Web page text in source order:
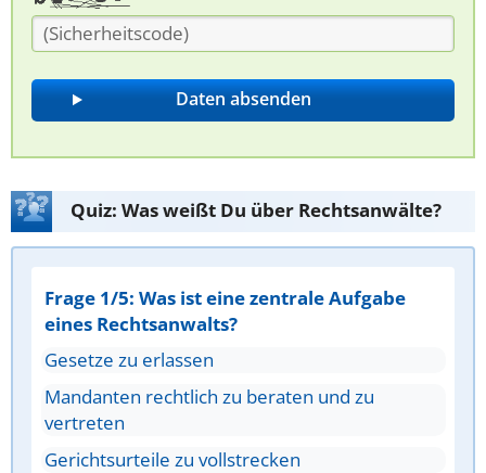
Quiz: Was weißt Du über Rechtsanwälte?
Frage 1/5: Was ist eine zentrale Aufgabe
eines Rechtsanwalts?
Gesetze zu erlassen
Mandanten rechtlich zu beraten und zu
vertreten
Gerichtsurteile zu vollstrecken